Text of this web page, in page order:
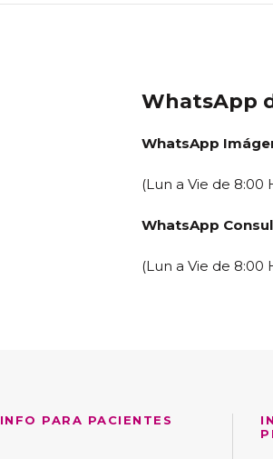
WhatsApp
WhatsApp
(Lun a Vie de 8:00
WhatsApp
(Lun a Vie de 8:00
INFO PARA PACIENTES